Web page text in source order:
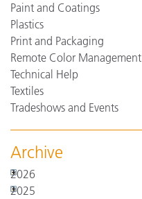
Paint and Coatings
Plastics
Print and Packaging
Remote Color Management
Technical Help
Textiles
Tradeshows and Events
Archive
2026
2025